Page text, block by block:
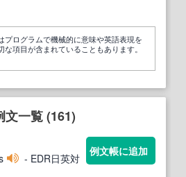
プログラムで機械的に意味や英語表現を
項目が含まれていることもあります。
文一覧 (161)
- EDR日英対
例文帳に追加